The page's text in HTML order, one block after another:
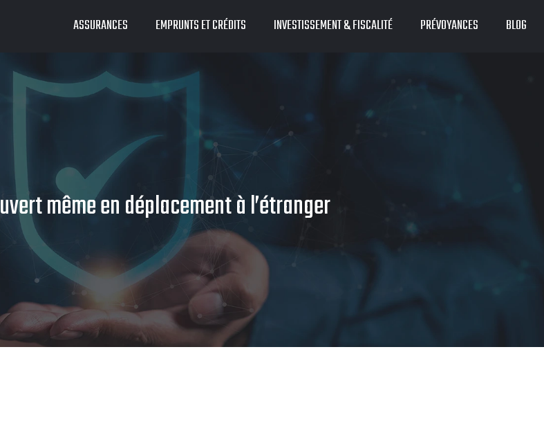
ASSURANCES EMPRUNTS ET CRÉDITS INVESTISSEMENT & FISCALITÉ PRÉVOYANCES BLOG
même en déplacement à l’étranger